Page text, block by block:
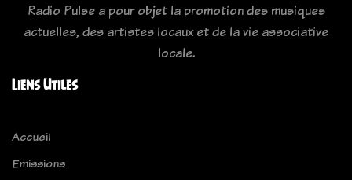
Radio Pulse a pour objet la promotion des musiques
actuelles, des artistes locaux et de la vie associative
locale.
Liens Utiles
Accueil
Emissions